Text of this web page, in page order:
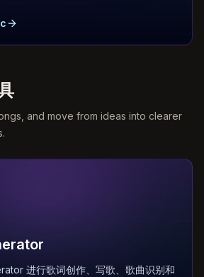
and move from ideas into clearer
进行歌词创作、写歌、歌曲识别和